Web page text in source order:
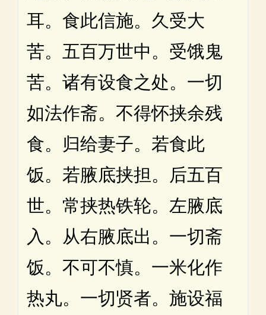
耳。食此信施。久受大
苦。五百万世中。受饿鬼
苦。诸有设食之处。一切
如法作斋。不得怀挟余残
食。归给妻子。若食此
饭。若腋底挟担。后五百
世。常挟热铁轮。左腋底
入。从右腋底出。一切斋
饭。不可不慎。一米化作
热丸。一切贤者。施设福